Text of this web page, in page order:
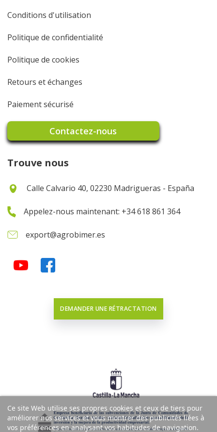
Ce site Web utilise ses propres cookies et ceux de tiers pour
améliorer nos services et vous montrer des publicités liées à
vos préférences en analysant vos habitudes de navigation.
Conditions d'utilisation
Politique de confidentialité
Politique de cookies
Retours et échanges
Paiement sécurisé
Contactez-nous
Trouve nous
Calle Calvario 40, 02230 Madrigueras - España
Appelez-nous maintenant: +34 618 861 364
export@agrobimer.es
DEMANDER UNE RÉTRACTATION